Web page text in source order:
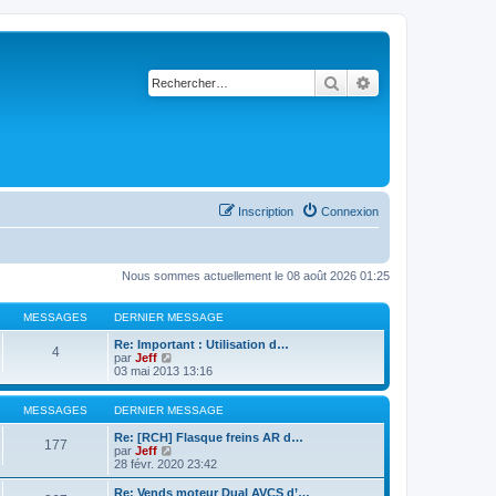
Rechercher
Connexion
Inscription
Nous sommes actuellement le 08 août 2026 01:25
MESSAGES DERNIER MESSAGE
4
Re: Important : Utilisation d…
par Jeff
o
n
s
u
l
t
r
l
e
03 mai 2013 13:16
MESSAGES DERNIER MESSAGE
177
Re: [RCH] Flasque freins AR d…
par Jeff
o
n
s
28 févr. 2020 23:42
Re: Vends moteur Dual AVCS d’…